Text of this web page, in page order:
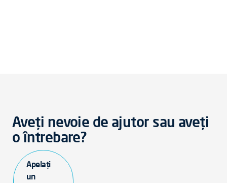
Aveți nevoie de ajutor sau aveți
o întrebare?
Apelați
un